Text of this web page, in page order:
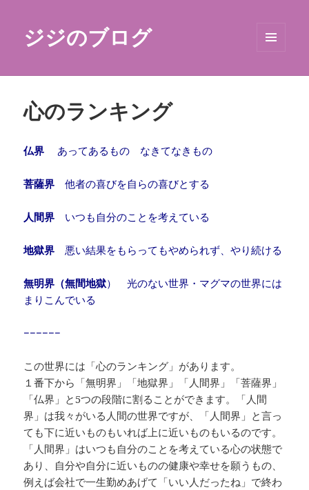
ジジのブログ
心のランキング
仏界 あってあるもの なきてなきもの
菩薩界 他者の喜びを自らの喜びとする
人間界 いつも自分のことを考えている
地獄界 悪い結果をもらってもやめられず、やり続ける
無明界（無間地獄） 光のない世界・マグマの世界には
まりこんでいる
−−−−−−
この世界には「心のランキング」があります。
１番下から「無明界」「地獄界」「人間界」「菩薩界」
「仏界」と5つの段階に割ることができます。「人間
界」は我々がいる人間の世界ですが、「人間界」と言っ
ても下に近いものもいれば上に近いものもいるのです。
「人間界」はいつも自分のことを考えている心の状態で
あり、自分や自分に近いものの健康や幸せを願うもの、
例えば会社で一生勤めあげて「いい人だったね」で終わ